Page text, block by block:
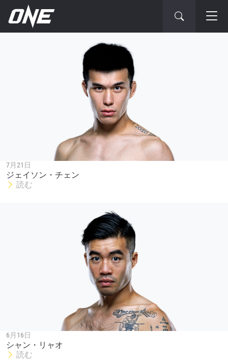
7月21日
ジェイソン・チェン
読む
6月16日
シャン・リャオ
読む